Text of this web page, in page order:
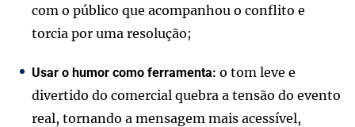
com o público que acompanhou o conflito e
torcia por uma resolução;
Usar o humor como ferramenta: o tom leve e
divertido do comercial quebra a tensão do evento
real, tornando a mensagem mais acessível,